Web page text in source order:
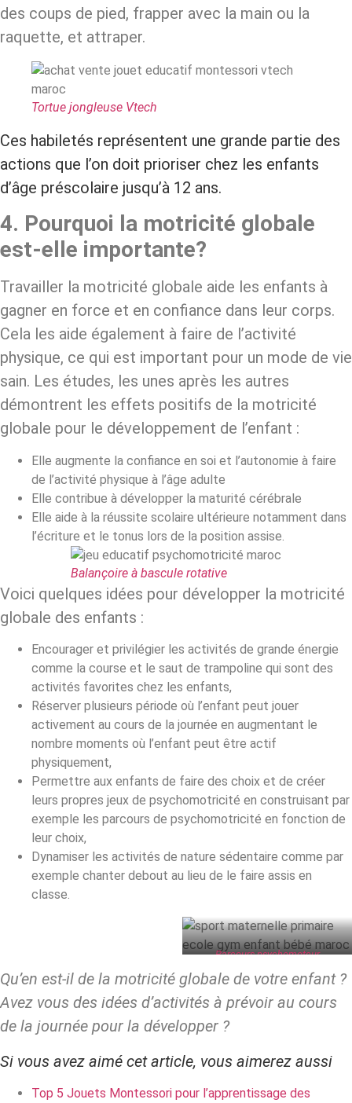
des coups de pied, frapper avec la main ou la
raquette, et attraper.
Tortue jongleuse Vtech
Ces habiletés représentent une grande partie des
actions que l’on doit prioriser chez les enfants
d’âge préscolaire jusqu’à 12 ans.
4. Pourquoi la motricité globale
est-elle importante?
Travailler la motricité globale aide les enfants à
gagner en force et en confiance dans leur corps.
Cela les aide également à faire de l’activité
physique, ce qui est important pour un mode de vie
sain. Les études, les unes après les autres
démontrent les effets positifs de la motricité
globale pour le développement de l’enfant :
Elle augmente la confiance en soi et l’autonomie à faire
de l’activité physique à l’âge adulte
Elle contribue à développer la maturité cérébrale
Elle aide à la réussite scolaire ultérieure notamment dans
l’écriture et le tonus lors de la position assise.
Balançoire à bascule rotative
Voici quelques idées pour développer la motricité
globale des enfants :
Encourager et privilégier les activités de grande énergie
comme la course et le saut de trampoline qui sont des
activités favorites chez les enfants,
Réserver plusieurs période où l’enfant peut jouer
activement au cours de la journée en augmentant le
nombre moments où l’enfant peut être actif
physiquement,
Permettre aux enfants de faire des choix et de créer
leurs propres jeux de psychomotricité en construisant par
exemple les parcours de psychomotricité en fonction de
leur choix,
Dynamiser les activités de nature sédentaire comme par
exemple chanter debout au lieu de le faire assis en
classe.
Parcours psychomoteur
Qu’en est-il de la motricité globale de votre enfant ?
Avez vous des idées d’activités à prévoir au cours
de la journée pour la développer ?
Si vous avez aimé cet article, vous aimerez aussi
Top 5 Jouets Montessori pour l’apprentissage des